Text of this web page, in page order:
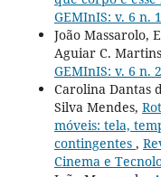
GEMInIS: v. 6 n.
João Massarolo,
Aguiar C.
GEMInIS: v. 6 n.
Carolina Dantas
Silva Mendes,
móveis: tela,
contingentes ,
Cinema e